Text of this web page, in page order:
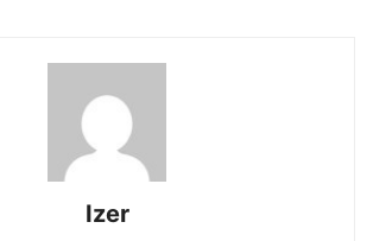
Izer